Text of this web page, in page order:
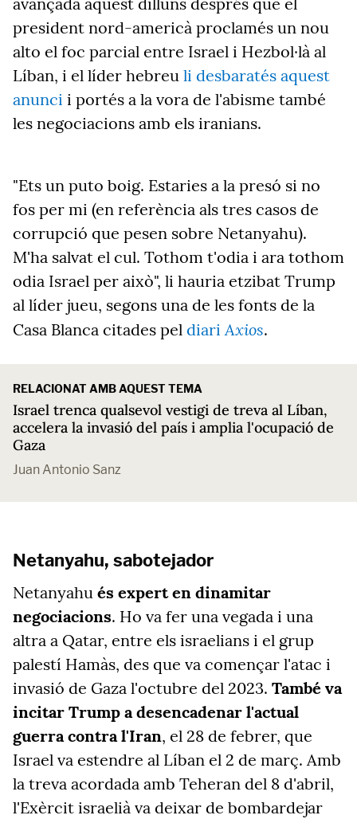
president nord-americà proclamés un nou
alto el foc parcial entre Israel i Hezbol·là al
Líban, i el líder hebreu li desbaratés aquest
anunci i portés a la vora de l'abisme també
les negociacions amb els iranians.
"Ets un puto boig. Estaries a la presó si no
fos per mi (en referència als tres casos de
corrupció que pesen sobre Netanyahu).
M'ha salvat el cul. Tothom t'odia i ara tothom
odia Israel per això", li hauria etzibat Trump
al líder jueu, segons una de les fonts de la
Casa Blanca citades pel diariAxios.
RELACIONAT AMB AQUEST TEMA
Israel trenca qualsevol vestigi de treva al Líban,
accelera la invasió del país i amplia l'ocupació de
Gaza
Juan Antonio Sanz
Netanyahu, sabotejador
Netanyahu és expert en dinamitar
negociacions. Ho va fer una vegada i una
altra a Qatar, entre els israelians i el grup
palestí Hamàs, des que va començar l'atac i
invasió de Gaza l'octubre del 2023. També va
incitar Trump a desencadenar l'actual
guerra contra l'Iran, el 28 de febrer, que
Israel va estendre al Líban el 2 de març. Amb
la treva acordada amb Teheran del 8 d'abril,
l'Exèrcit israelià va deixar de bombardejar